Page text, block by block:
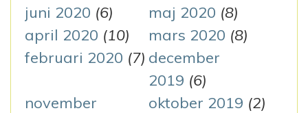
juni 2020 (6) maj 2020 (8)
april 2020 (10) mars 2020 (8)
februari 2020 (7) december
2019 (6)
november
oktober 2019 (2)